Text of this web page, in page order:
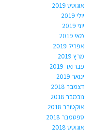
אוגוסט 2019
יולי 2019
יוני 2019
מאי 2019
אפריל 2019
מרץ 2019
פברואר 2019
ינואר 2019
דצמבר 2018
נובמבר 2018
אוקטובר 2018
ספטמבר 2018
אוגוסט 2018